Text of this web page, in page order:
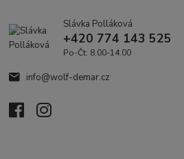
Slávka Polláková
+420 774 143 525
Po-Čt: 8.00-14.00
info@wolf-demar.cz